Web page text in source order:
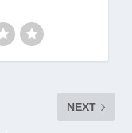
NEXT